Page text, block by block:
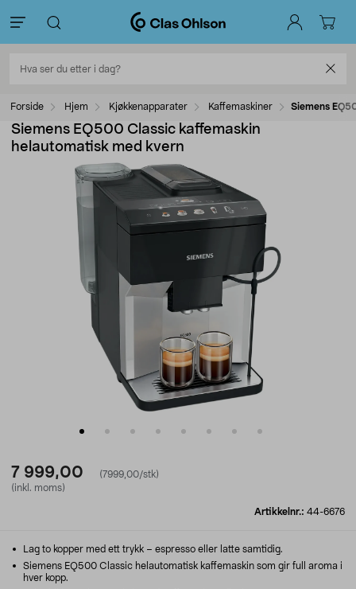
Forside Hjem Kjøkkenapparater Kaffemaskiner Siemens
Siemens EQ500 Classic kaffemaskin
helautomatisk med kvern
7 999,00
(7999,00/stk)
(inkl. moms)
Artikkelnr.: 44-6676
Lag to kopper med ett trykk – espresso eller latte samtidig.
Siemens EQ500 Classic helautomatisk kaffemaskin som gir full aroma i
hver kopp.